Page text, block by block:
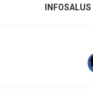
INFOSALUS